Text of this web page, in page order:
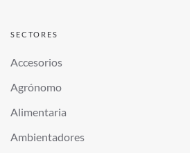
SECTORES
Accesorios
Agrónomo
Alimentaria
Ambientadores